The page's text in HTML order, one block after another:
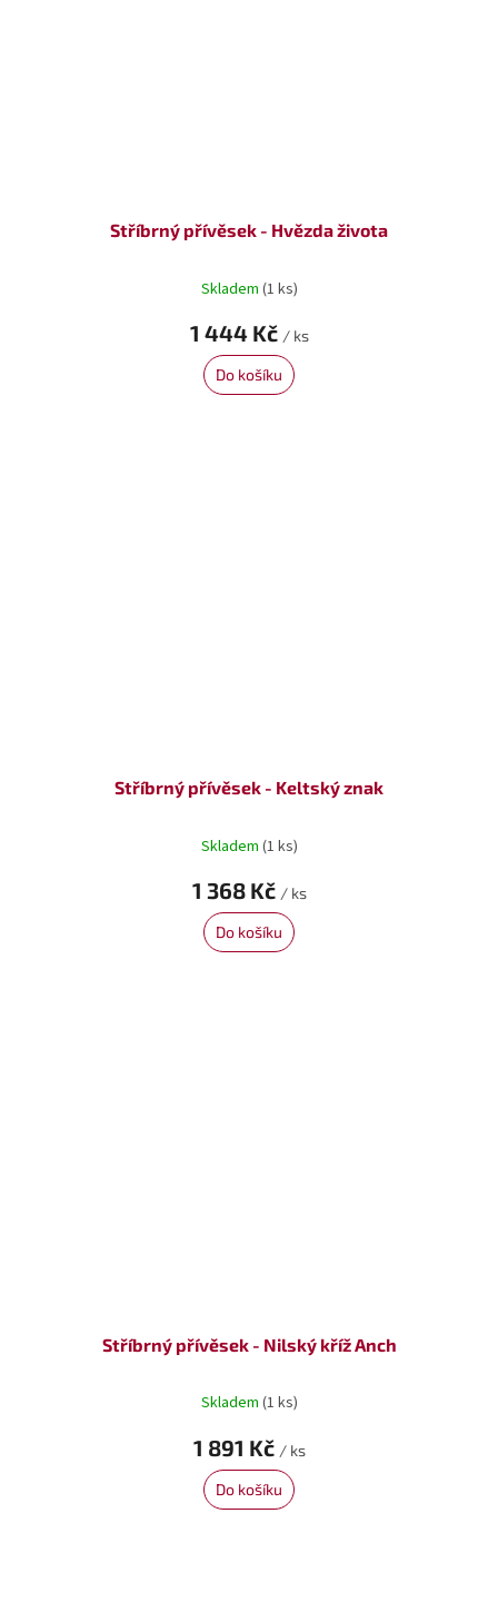
Stříbrný přívěsek - Hvězda života
Skladem (1 ks)
1 444 Kč / ks
Do košíku
Stříbrný přívěsek - Keltský znak
Skladem (1 ks)
1 368 Kč / ks
Do košíku
Stříbrný přívěsek - Nilský kříž Anch
Skladem (1 ks)
1 891 Kč / ks
Do košíku